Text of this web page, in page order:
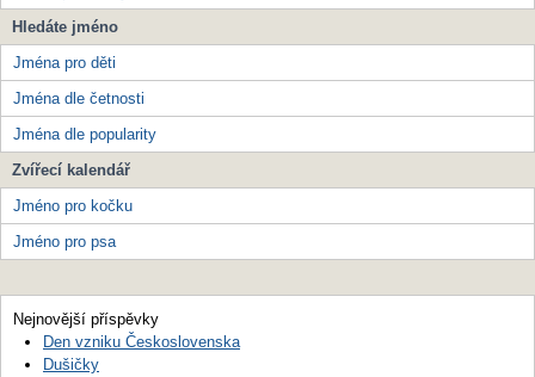
Hledáte jméno
Jména pro děti
Jména dle četnosti
Jména dle popularity
Zvířecí kalendář
Jméno pro kočku
Jméno pro psa
Nejnovější příspěvky
Den vzniku Československa
Dušičky